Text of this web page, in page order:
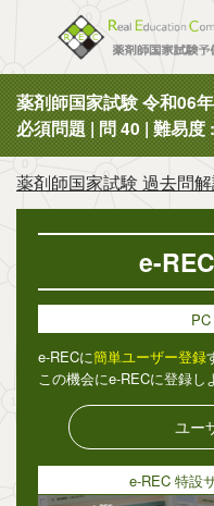
薬剤師国家試験 令和06
必須問題 | 問 40 | 難易度
薬剤師国家試験 過去問
e-
e-RECに簡単ユーザー登録
この機会にe-RECに登録し
ユー
e-REC 特設